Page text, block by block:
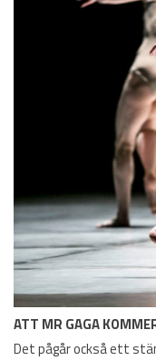
ATT MR GAGA
Det pågår också ett